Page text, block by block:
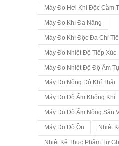
Máy Đo Hơi Khí Độc Cầm
Máy Đo Khí Đa Năng
Máy Đo Khí Độc Đa Chỉ
Máy Đo Nhiệt Độ Tiếp Xúc
Máy Đo Nhiệt Độ Độ Ẩm
Máy Đo Nồng Độ Khí Thải
Máy Đo Độ Ẩm Không Khí
Máy Đo Độ Ẩm Nông Sản
Máy Đo Độ Ồn Nhiệt
Nhiệt Kế Thực Phẩm Tự